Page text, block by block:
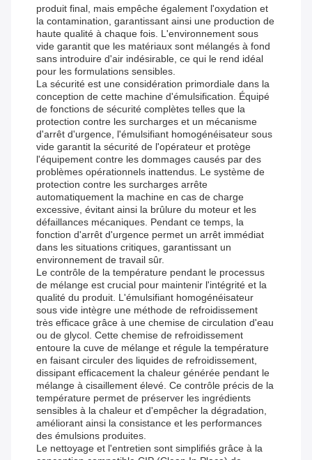
produit final, mais empêche également l'oxydation et
la contamination, garantissant ainsi une production de
haute qualité à chaque fois. L'environnement sous
vide garantit que les matériaux sont mélangés à fond
sans introduire d'air indésirable, ce qui le rend idéal
pour les formulations sensibles.
La sécurité est une considération primordiale dans la
conception de cette machine d'émulsification. Équipé
de fonctions de sécurité complètes telles que la
protection contre les surcharges et un mécanisme
d'arrêt d'urgence, l'émulsifiant homogénéisateur sous
vide garantit la sécurité de l'opérateur et protège
l'équipement contre les dommages causés par des
problèmes opérationnels inattendus. Le système de
protection contre les surcharges arrête
automatiquement la machine en cas de charge
excessive, évitant ainsi la brûlure du moteur et les
défaillances mécaniques. Pendant ce temps, la
fonction d'arrêt d'urgence permet un arrêt immédiat
dans les situations critiques, garantissant un
environnement de travail sûr.
Le contrôle de la température pendant le processus
de mélange est crucial pour maintenir l'intégrité et la
qualité du produit. L'émulsifiant homogénéisateur
sous vide intègre une méthode de refroidissement
très efficace grâce à une chemise de circulation d'eau
ou de glycol. Cette chemise de refroidissement
entoure la cuve de mélange et régule la température
en faisant circuler des liquides de refroidissement,
dissipant efficacement la chaleur générée pendant le
mélange à cisaillement élevé. Ce contrôle précis de la
température permet de préserver les ingrédients
sensibles à la chaleur et d'empêcher la dégradation,
améliorant ainsi la consistance et les performances
des émulsions produites.
Le nettoyage et l'entretien sont simplifiés grâce à la